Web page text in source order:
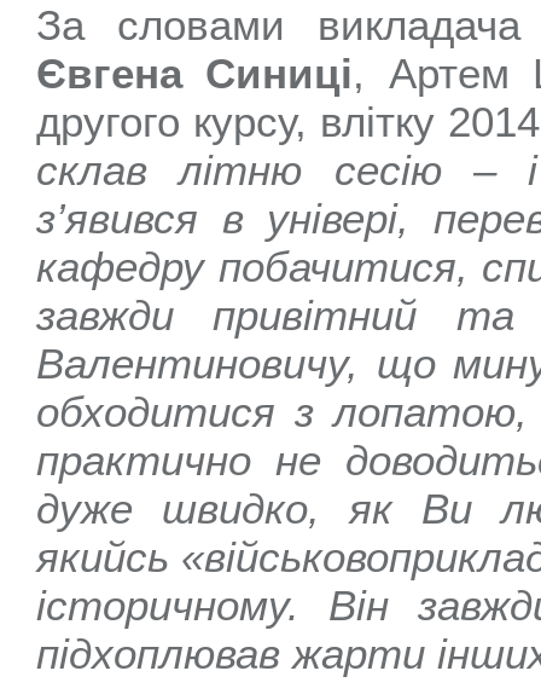
За словами викладача
Євгена Синиці, Артем
другого курсу, влітку
склав літню сесію –
з’явився в універі,
кафедру побачитися,
завжди привітний та
Валентиновичу, що
обходитися з
практично не
дуже швидко, як Ви
якийсь
історичному. Він
підхоплював жарти